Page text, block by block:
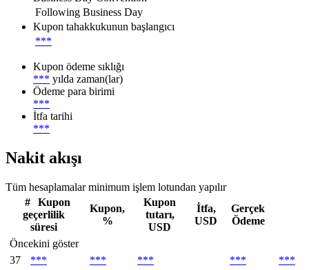
Following Business Day
Kupon tahakkukunun başlangıcı
***
Kupon ödeme sıklığı
*** yılda zaman(lar)
Ödeme para birimi
***
İtfa tarihi
***
Nakit akışı
Tüm hesaplamalar minimum işlem lotundan yapılır
#
Kupon
geçerlilik
süresi
Kupon,
%
Kupon
tutarı,
USD
İtfa,
USD
Gerçek
Ödeme
Öncekini göster
37
*** *** *** ***
***